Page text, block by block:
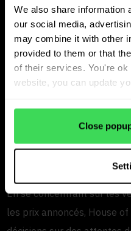
We also share information
our social media,
may combine it with other
provided to them or that
of their services. You're
website, you can update
Close
Un enseignement clé de
les voitures qui sont
réellement été vendues.
stock et les prix de
s’accumule la pression sur
quel prix ces voitures ont-
En se concentrant sur les
les prix annoncés, House